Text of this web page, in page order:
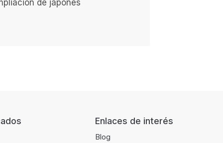
de japonés
Enlaces de interés
Blog